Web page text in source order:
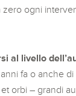
ogni
al livello
fa o anche
orbi – grandi